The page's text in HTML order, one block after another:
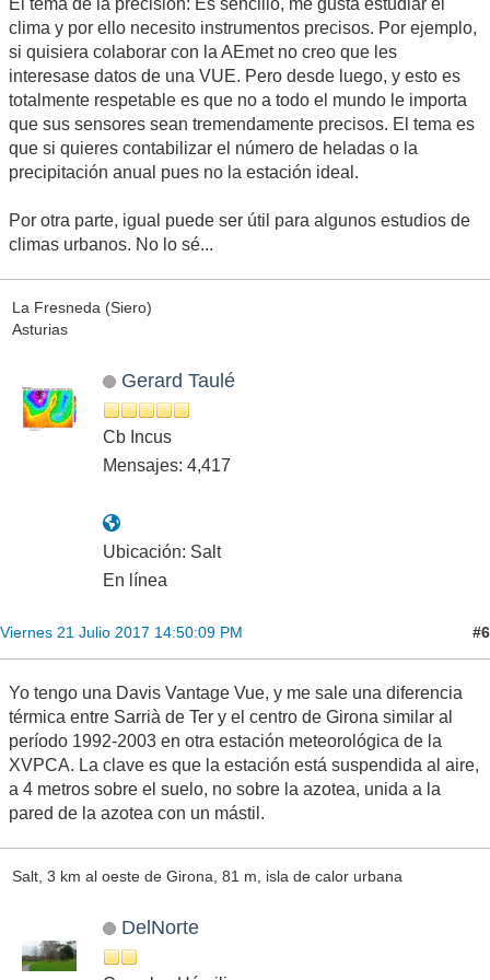
El tema de la precisión: Es sencillo, me gusta estudiar el
clima y por ello necesito instrumentos precisos. Por ejemplo,
si quisiera colaborar con la AEmet no creo que les
interesase datos de una VUE. Pero desde luego, y esto es
totalmente respetable es que no a todo el mundo le importa
que sus sensores sean tremendamente precisos. El tema es
que si quieres contabilizar el número de heladas o la
precipitación anual pues no la estación ideal.
Por otra parte, igual puede ser útil para algunos estudios de
climas urbanos. No lo sé...
La Fresneda (Siero)
Asturias
Gerard Taulé
Cb Incus
Mensajes: 4,417
Ubicación: Salt
En línea
Viernes 21 Julio 2017 14:50:09 PM #6
Yo tengo una Davis Vantage Vue, y me sale una diferencia
térmica entre Sarrià de Ter y el centro de Girona similar al
período 1992-2003 en otra estación meteorológica de la
XVPCA. La clave es que la estación está suspendida al aire,
a 4 metros sobre el suelo, no sobre la azotea, unida a la
pared de la azotea con un mástil.
Salt, 3 km al oeste de Girona, 81 m, isla de calor urbana
DelNorte